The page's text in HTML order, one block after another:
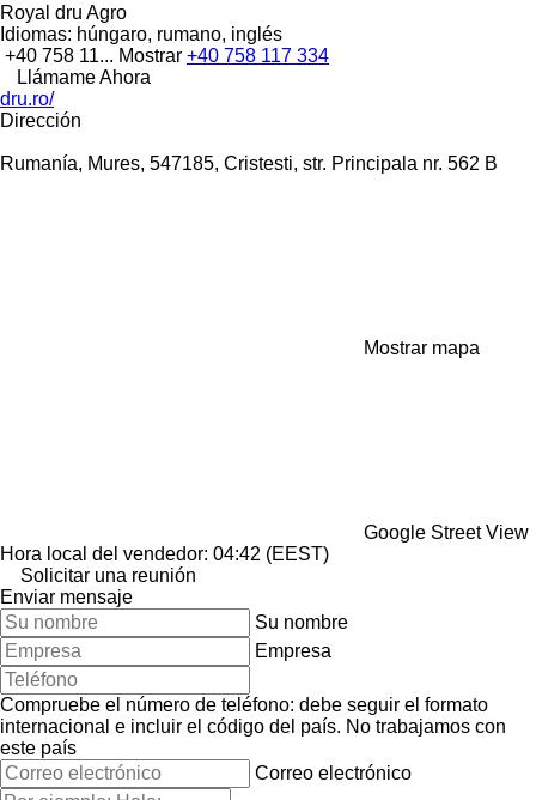
Royal dru Agro
Idiomas: húngaro, rumano, inglés
+40 758 11... Mostrar +40 758 117 334
Llámame Ahora
dru.ro/
Dirección
Rumanía, Mures, 547185, Cristesti, str. Principala nr. 562 B
Mostrar mapa
Google Street View
Hora local del vendedor: 04:42 (EEST)
Solicitar una reunión
Enviar mensaje
Su nombre
Empresa
Compruebe el número de teléfono: debe seguir el formato
internacional e incluir el código del país. No trabajamos con
este país
Correo electrónico